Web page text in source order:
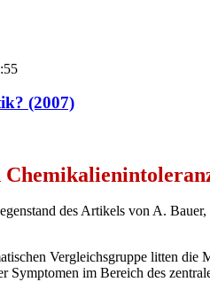
(2007)
des Artikels von A.
Vergleichsgruppe litten
im Bereich des